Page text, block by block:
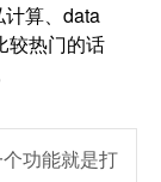
算、data
较热门的话
功能就是打